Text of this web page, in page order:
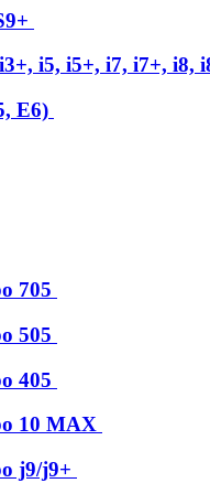
i5, i5+, i7, i7+, i8,
E6)
705
505
405
10 MAX
j9/j9+